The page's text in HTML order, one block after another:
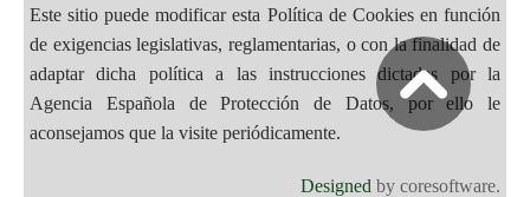
Este sitio puede modificar esta Política de Cookies en función
de exigencias legislativas, reglamentarias, o con la finalidad de
adaptar dicha política a las instrucciones dictadas por la
Agencia Española de Protección de Datos, por ello le
aconsejamos que la visite periódicamente.
Designed by coresoftware.